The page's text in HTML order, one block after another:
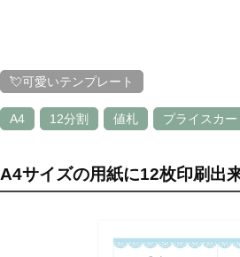
💘可愛いテンプレート
A4 12分割 値札 プライスカー
A4サイズの用紙に12枚印刷出